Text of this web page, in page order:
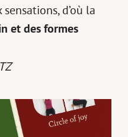
d’où la
et des formes